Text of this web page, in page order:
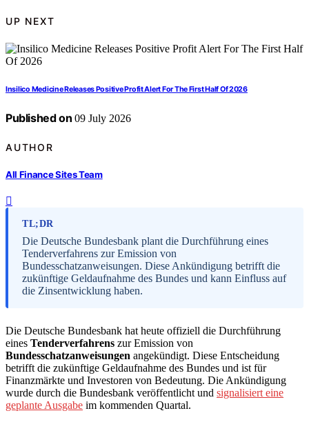
UP NEXT
Insilico Medicine Releases Positive Profit Alert For The First Half Of 2026
Published on 09 July 2026
AUTHOR
All Finance Sites Team
TL;DR
Die Deutsche Bundesbank plant die Durchführung eines
Tenderverfahrens zur Emission von
Bundesschatzanweisungen. Diese Ankündigung betrifft die
zukünftige Geldaufnahme des Bundes und kann Einfluss auf
die Zinsentwicklung haben.
Die Deutsche Bundesbank hat heute offiziell die Durchführung
eines Tenderverfahrens zur Emission von
Bundesschatzanweisungen angekündigt. Diese Entscheidung
betrifft die zukünftige Geldaufnahme des Bundes und ist für
Finanzmärkte und Investoren von Bedeutung. Die Ankündigung
wurde durch die Bundesbank veröffentlicht und signalisiert eine
geplante Ausgabe im kommenden Quartal.